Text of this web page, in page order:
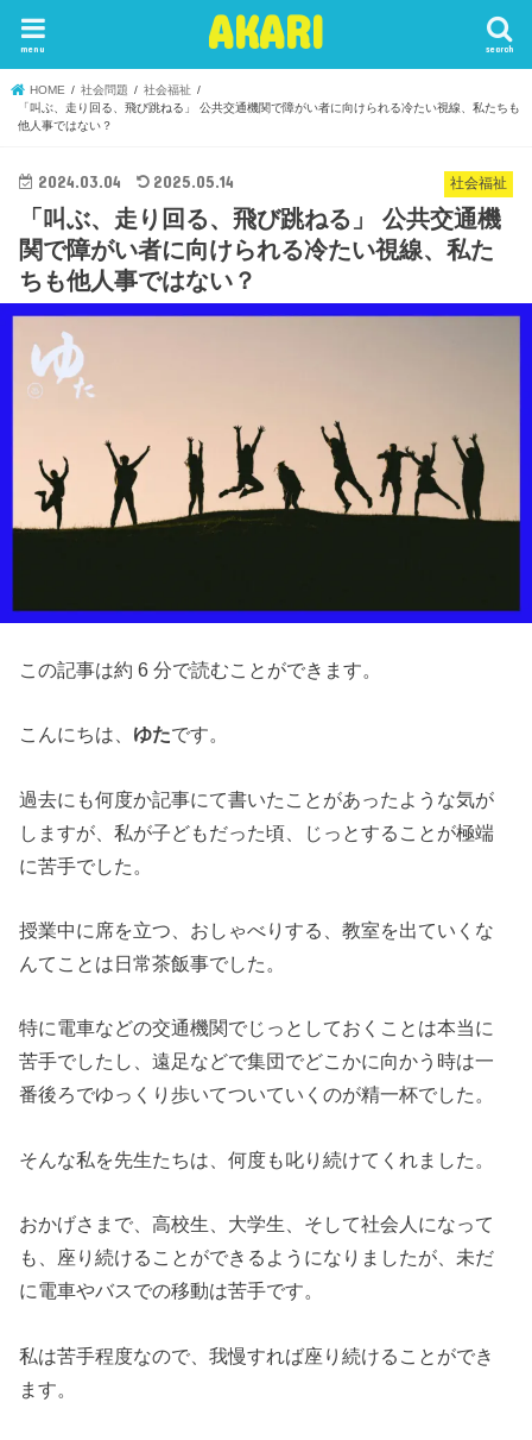
AKARI search
menu
HOME 社会問題
社会福祉
「叫ぶ、走り回る、飛び跳ねる」 公共交通機関で障がい者に向けられる冷たい視線、私たちも
他人事ではない？
社会福祉
2024.03.04 2025.05.14
「叫ぶ、走り回る、飛び跳ねる」 公共交通機
関で障がい者に向けられる冷たい視線、私た
ちも他人事ではない？
この記事は約 6 分で読むことができます。
こんにちは、 ゆたです。
過去にも何度か記事にて書いたことがあったような気が
しますが、私が子どもだった頃、じっとすることが極端
に苦手でした。
授業中に席を立つ、おしゃべりする、教室を出ていくな
んてことは日常茶飯事でした。
特に電車などの交通機関でじっとしておくことは本当に
苦手でしたし、遠足などで集団でどこかに向かう時は一
番後ろでゆっくり歩いてついていくのが精一杯でした。
そんな私を先生たちは、何度も叱り続けてくれました。
おかげさまで、高校生、大学生、そして社会人になって
も、座り続けることができるようになりましたが、未だ
に電車やバスでの移動は苦手です。
私は苦手程度なので、我慢すれば座り続けることができ
ます。